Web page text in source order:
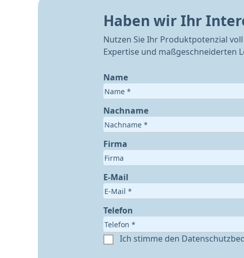
Haben wir Ihr
Nutzen Sie Ihr Produktpotenzial
Expertise und maßgeschneiderten
Name
Nachname
Firma
E-Mail
Telefon
Ich stimme den